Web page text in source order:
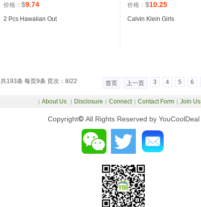
价格： $9.74
2 Pcs Hawaiian Out
价格： $10.25
Calvin Klein Girls
共193条 每页9条 页次：8/22 首页 上一页 3 4 5 6
Copyright© All Rights Reserved by YouCoolDeal
| About Us | Disclosure | Connect | Contact Form | Join Us